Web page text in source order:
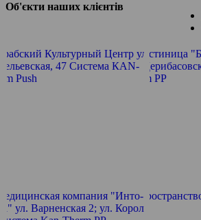
Об'єкти наших клієнтів